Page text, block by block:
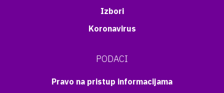
Izbori
Koronavirus
PODACI
Pravo na pristup informacijama